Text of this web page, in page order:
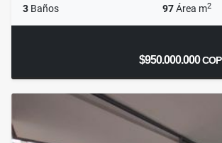
3 Baños 97Área m2
$950.000.000COP